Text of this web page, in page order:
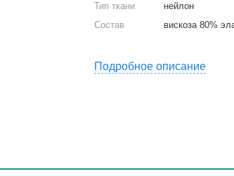
Тип ткани
нейлон
Состав
вискоза 80%
Подробное описание